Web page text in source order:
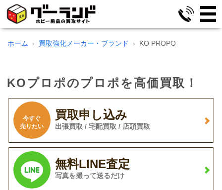
ホーム 買取強化メーカー・ブランド KO PROPO
KOプロポのプロポを高価買取！
今すぐ
売りたい
買取申し込み
出張買取 / 宅配買取 / 店頭買取
無料LINE査定
写真を撮って送るだけ